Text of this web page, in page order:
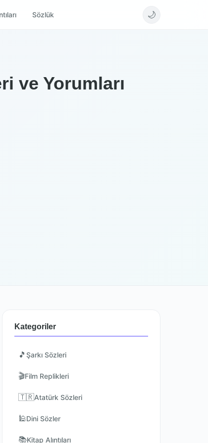
Sözlük 🌙
ve Yorumları
Kategoriler
🎵 Şarkı Sözleri
🎬Film Replikleri
🇹🇷Atatürk Sözleri
🕌Dini Sözler
📚Kitap Alıntıları